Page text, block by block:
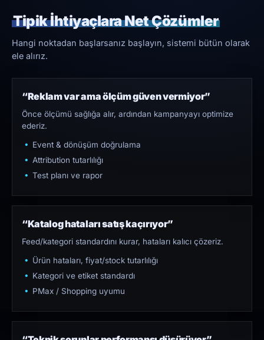
Tipik İhtiyaçlara Net Çözümler
Hangi noktadan başlarsanız başlayın, sistemi bütün olarak
ele alırız.
“Reklam var ama ölçüm güven vermiyor”
Önce ölçümü sağlığa alır, ardından kampanyayı optimize
ederiz.
Event & dönüşüm doğrulama
Attribution tutarlılığı
Test planı ve rapor
“Katalog hataları satış kaçırıyor”
Feed/kategori standardını kurar, hataları kalıcı çözeriz.
Ürün hataları, fiyat/stock tutarlılığı
Kategori ve etiket standardı
PMax / Shopping uyumu